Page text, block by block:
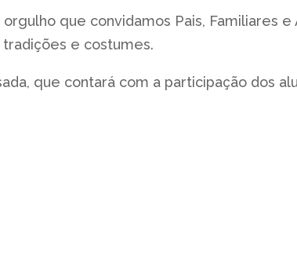
que convidamos Pais, Familiares e
e costumes.
que contará com a participação dos